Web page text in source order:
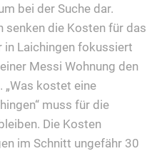
bei der Suche dar.
senken die Kosten für das
in Laichingen fokussiert
Messi Wohnung den
„Was kostet eine
muss für die
Die Kosten
im Schnitt ungefähr 30